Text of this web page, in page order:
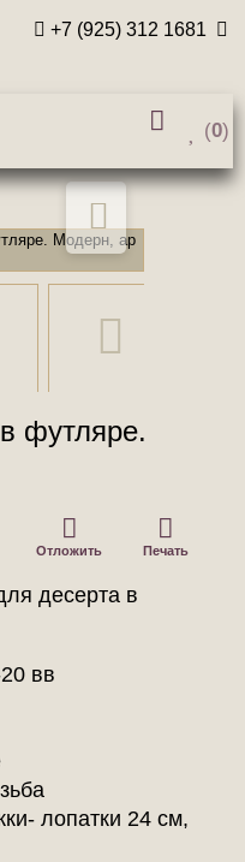
+7 (925) 312 1681
(0)
футляре.
Печать
Отложить
десерта в
вв
лопатки 24 см,